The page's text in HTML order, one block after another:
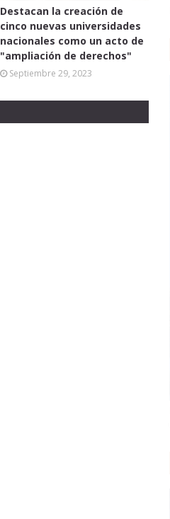
Destacan la creación de
cinco nuevas universidades
nacionales como un acto de
"ampliación de derechos"
Septiembre 29, 2023